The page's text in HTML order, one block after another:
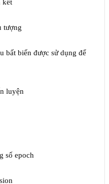
kết
tượng
bất biến được sử dụng để
luyện
số epoch